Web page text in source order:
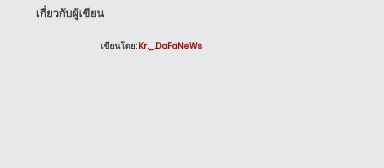
เกี่ยวกับผู้เขียน
เขียนโดย:Kr._.DaFaNeWs